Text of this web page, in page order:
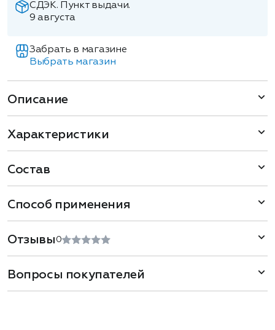
СДЭК. Пункт выдачи.
9 августа
Забрать в магазине
Выбрать магазин
Описание
Характеристики
Состав
Способ применения
Отзывы 0
Вопросы покупателей